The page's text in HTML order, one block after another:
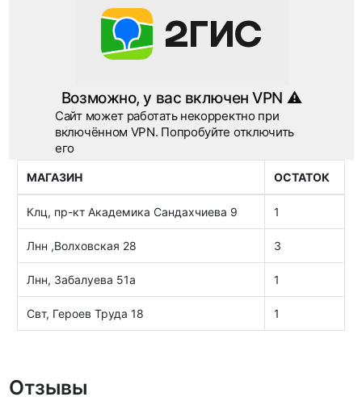
МАГАЗИН ОСТАТОК
Клц, пр-кт Академика Сандахчиева 9 1
Лнн ,Волховская 28 3
Лнн, Забалуева 51а 1
Свт, Героев Труда 18 1
Отзывы